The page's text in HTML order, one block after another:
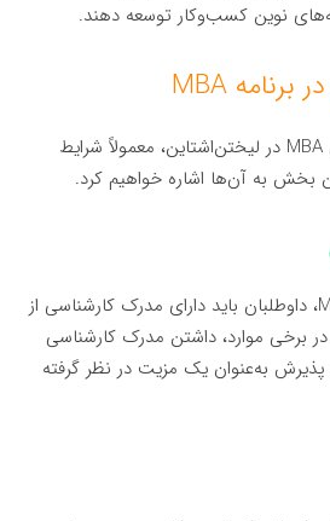
نوین کسب‌وکار توسعه دهند.
برای پذیرش در برنامه‌های MBA در لیختن‌اشتاین، معمولاً شرایط
بخش به آن‌ها اشاره خواهیم کرد.
برای پذیرش در برنامه MBA، داوطلبان باید دارای مدرک کارشناسی از
برخی موارد، داشتن مدرک کارشناسی
به‌عنوان یک مزیت در نظر گرفته